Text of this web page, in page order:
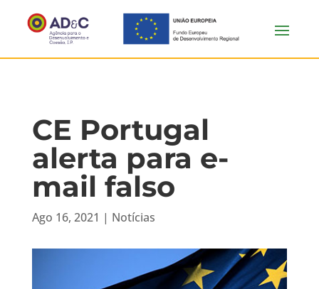
CE Portugal
alerta para e-
mail falso
Ago 16, 2021 | Notícias